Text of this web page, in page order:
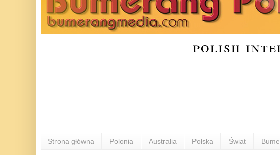
polish
Strona główna Polonia Australia Polska Świat